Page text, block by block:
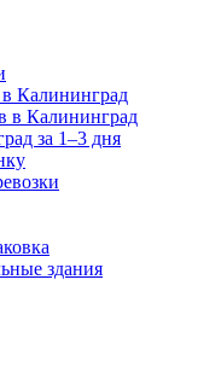
Калининград
в Калининград
за 1–3 дня
здания